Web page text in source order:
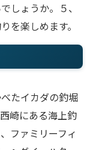
しょうか。５、
を楽しめます。
たイカダの釣堀
崎にある海上釣
ファミリーフィ